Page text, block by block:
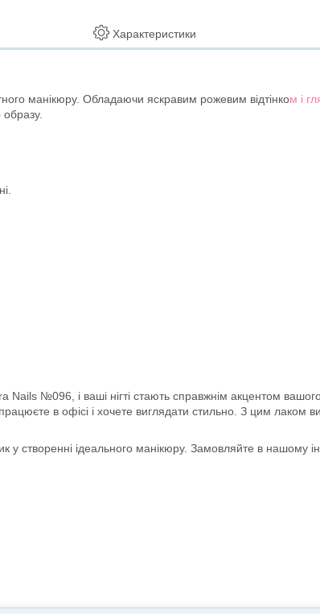
Характеристики
манікюру. Обладаючи яскравим рожевим відтінком і
Nails №096, і ваші нігті стають справжнім акцентом
в офісі і хочете виглядати стильно. З цим лаком
ідеального манікюру. Замовляйте в нашому